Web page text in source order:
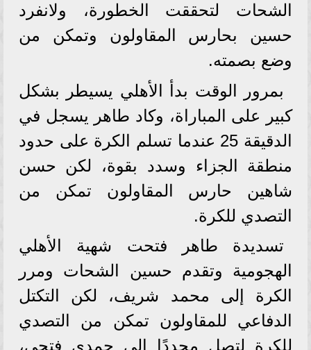
الشحات لتحققت الخطورة، ولانفرد
حسين بحارس المقاولون وتمكن من
وضع بصمته.
بمرور الوقت بدأ الأهلي يسيطر بشكل
كبير على المباراة، وكاد طاهر يسجل في
الدقيقة 25 عندما تسلم الكرة على حدود
منطقة الجزاء وسدد بقوة، لكن حسن
شاهين حارس المقاولون تمكن من
التصدي للكرة.
تسديدة طاهر فتحت شهية الأهلي
الهجومية وتقدم حسين الشحات ومرر
الكرة إلى محمد شريف، لكن التكتل
الدفاعي للمقاولون تمكن من التصدي
للكرة لتصل مجددًا إلى حمدي فتحي،